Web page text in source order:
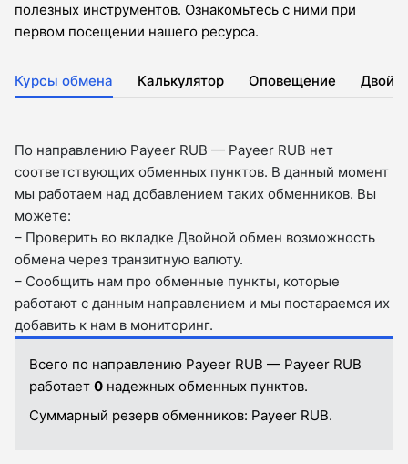
полезных инструментов. Ознакомьтесь с ними при
первом посещении нашего ресурса.
Курсы обмена Калькулятор Оповещение
По направлению Payeer RUB — Payeer RUB нет
соответствующих обменных пунктов. В данный момент
мы работаем над добавлением таких обменников. Вы
можете:
– Проверить во вкладкe Двойной обмен возможность
обмена через транзитную валюту.
– Сообщить нам про обменные пункты, которые
работают с данным направлением и мы постараемся их
добавить к нам в мониторинг.
Всего по направлению Payeer RUB — Payeer RUB
работает 0 надежных обменных пунктов.
Суммарный резерв обменников: Payeer RUB.